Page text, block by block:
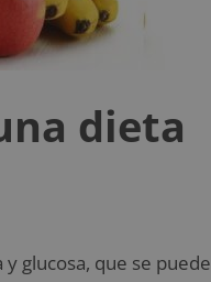
dieta
glucosa, que se puede